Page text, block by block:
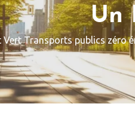
Un
Vert Transports publics zéro